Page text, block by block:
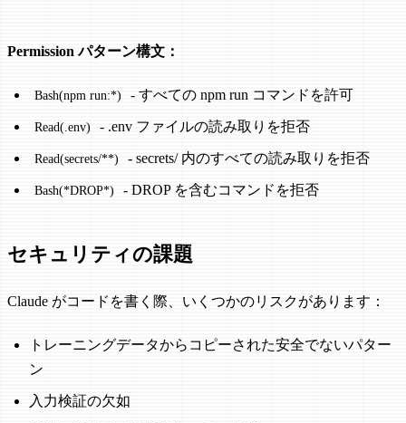
Permission パターン構文：
Bash(npm run:*) - すべての npm run コマンドを許可
Read(.env) - .env ファイルの読み取りを拒否
Read(secrets/**) - secrets/ 内のすべての読み取りを拒否
Bash(*DROP*) - DROP を含むコマンドを拒否
セキュリティの課題
Claude がコードを書く際、いくつかのリスクがあります：
トレーニングデータからコピーされた安全でないパター
ン
入力検証の欠如